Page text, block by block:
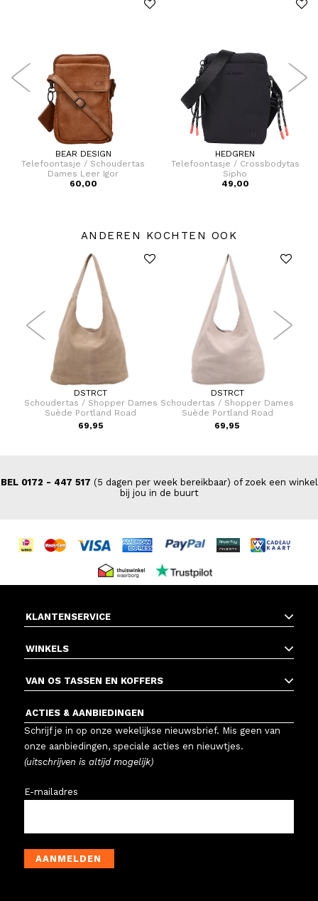
BEAR DESIGN
Telefoontasje / Schoudertas
Dames Leer Igor
60,00
HEDGREN
Telefoontasje / Crossbodytas
Sipho
49,00
ANDEREN KOCHTEN OOK
DSTRCT
Schoudertas / Shopper Dames
Suède Portland Road
69,95
DSTRCT
Schoudertas / Shopper Dames
Suède Portland Road
69,95
BEL 0172 - 447 517 (5 dagen per week bereikbaar) of zoek een winkel
bij jou in de buurt
KLANTENSERVICE
WINKELS
VAN OS TASSEN EN KOFFERS
ACTIES & AANBIEDINGEN
Schrijf je in op onze wekelijkse nieuwsbrief. Mis geen van
onze aanbiedingen, speciale acties en nieuwtjes.
(uitschrijven is altijd mogelijk)
E-mailadres
AANMELDEN